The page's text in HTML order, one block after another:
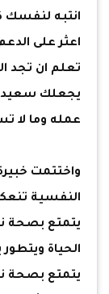
انتبه
اعثر على
تعلم ان تجد
يجعلك سعيدا
عمله وما لا
واختتمت
النفسية
يتمتع بصحة
الحياة
يتمتع بصحة